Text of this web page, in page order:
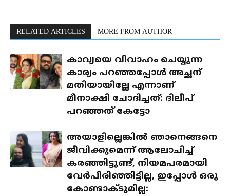
RELATED ARTICLES MORE FROM AUTHOR
കാവ്യയെ വിവാഹം ചെയ്യുന്ന
കാര്യം പറഞ്ഞപ്പോൾ അച്ഛന്
മതിയായില്ലേ എന്നാണ്
മീനാക്ഷി ചോദിച്ചത്: ദിലീപ്
പറഞ്ഞത് കേട്ടോ
അയാളില്ലെങ്കിൽ ഞാനെങ്ങനെ
ജീവിക്കുമെന്ന് ആലോചിച്ച്
കരഞ്ഞിട്ടുണ്ട്, നിയമപരമായി
വേർപിരിഞ്ഞിട്ടില്ല, ഇപ്പോൾ ഒരു
കോണ്ടാക്ടുമില്ല: